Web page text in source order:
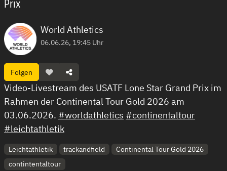
World Athletics
06.06.26, 19:45 Uhr
Folgen
Video-Livestream des USATF Lone Star Grand Prix im
Rahmen der Continental Tour Gold 2026 am
03.06.2026. #worldathletics #continentaltour
#leichtathletik
Leichtathletik trackandfield
Continental Tour Gold 2026
contintentaltour